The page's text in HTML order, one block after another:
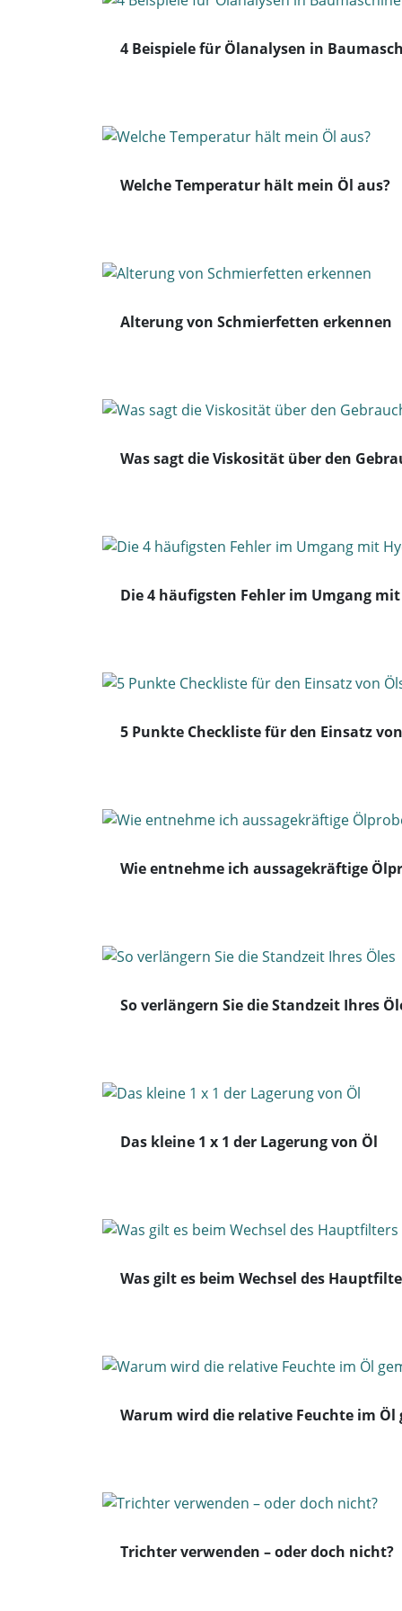
4 Beispiele für Ölanalysen in
Welche Temperatur hält mein Öl aus?
Alterung von Schmierfetten erkennen
Was sagt die Viskosität über den
Die 4 häufigsten Fehler im Umgang
5 Punkte Checkliste für den Einsatz
Wie entnehme ich aussagekräftige
So verlängern Sie die Standzeit Ihres
Das kleine 1 x 1 der Lagerung von Öl
Was gilt es beim Wechsel des
Warum wird die relative Feuchte im Öl
Trichter verwenden – oder doch nicht?